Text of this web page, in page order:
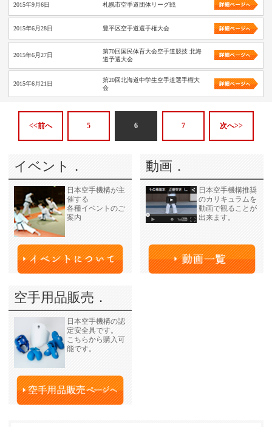
2015年9月6日 札幌市空手道団体リーグ戦
2015年6月28日 豊平区空手道選手権大会
2015年6月27日
第70回国民体育大会空手道競技 北海
道予選大会
2015年6月21日
第20回北海道中学生空手道選手権大
会
<<前へ 5 6 7 次へ>>
イベント．
日本空手機構が主
催する
各種イベントのご
案内
動画．
日本空手機構推奨
のカリキュラムを
動画で観ることが
出来ます。
空手用品販売．
日本空手機構の認
定安全具です。
こちらから購入可
能です。